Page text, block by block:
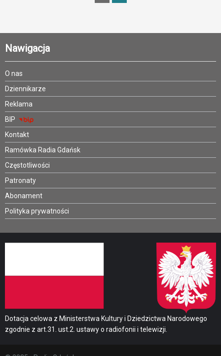
Nawigacja
O nas
Dziennikarze
Reklama
BIP
Kontakt
Ramówka Radia Gdańsk
Częstotliwości
Patronaty
Abonament
Polityka prywatności
Dotacja celowa z Ministerstwa Kultury i Dziedzictwa Narodowego
zgodnie z art.31. ust.2. ustawy o radiofonii i telewizji.